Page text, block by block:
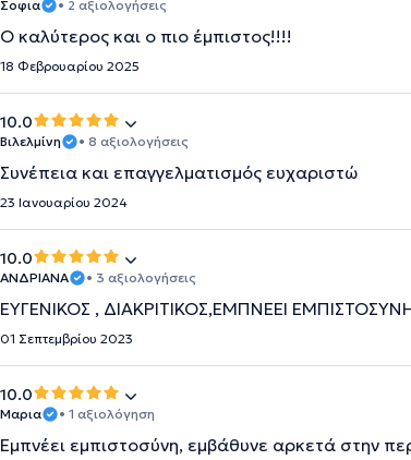
Σοφια • 2 αξιολογήσεις
Ο καλύτερος και ο πιο έμπιστος!!!!
18 Φεβρουαρίου 2025
10.0
Βιλελμίνη • 8 αξιολογήσεις
Συνέπεια και επαγγελματισμός ευχαριστώ
23 Ιανουαρίου 2024
10.0
ΑΝΔΡΙΑΝΑ • 3 αξιολογήσεις
ΕΥΓΕΝΙΚΟΣ , ΔΙΑΚΡΙΤΙΚΟΣ,ΕΜΠΝΕΕΙ
01 Σεπτεμβρίου 2023
10.0
Μαρια • 1 αξιολόγηση
Εμπνέει εμπιστοσύνη, εμβάθυνε αρκετά στην